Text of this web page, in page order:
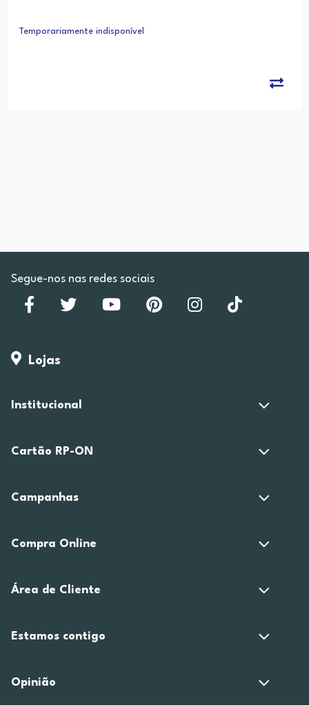
Temporariamente indisponível
Segue-nos nas redes sociais
Lojas
Institucional
Cartão RP-ON
Campanhas
Compra Online
Área de Cliente
Estamos contigo
Opinião